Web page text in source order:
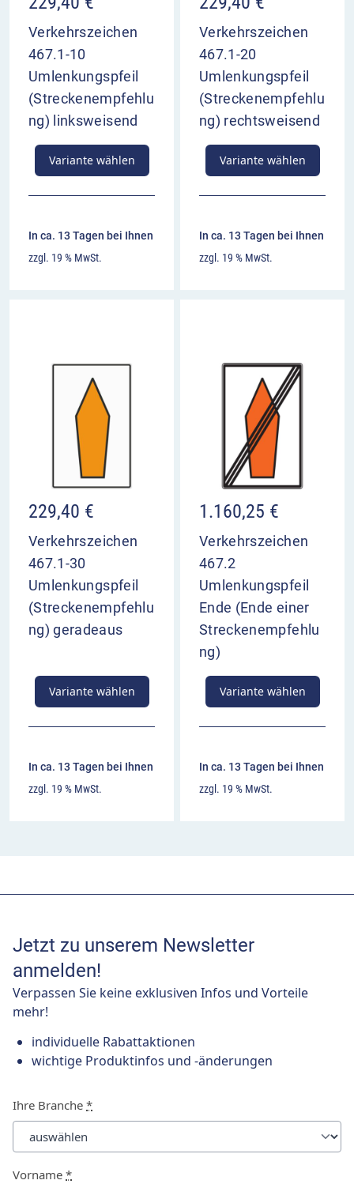
Verkehrszeichen
467.1-10
Umlenkungspfeil
(Streckenempfehlu
ng) linksweisend
Variante wählen
In ca. 13 Tagen bei Ihnen
zzgl. 19 % MwSt.
Verkehrszeichen
467.1-20
Umlenkungspfeil
(Streckenempfehlu
ng) rechtsweisend
Variante wählen
In ca. 13 Tagen bei Ihnen
zzgl. 19 % MwSt.
229,40 €
Verkehrszeichen
467.1-30
Umlenkungspfeil
(Streckenempfehlu
ng) geradeaus
Variante wählen
In ca. 13 Tagen bei Ihnen
zzgl. 19 % MwSt.
1.160,25 €
Verkehrszeichen
467.2
Umlenkungspfeil
Ende (Ende einer
Streckenempfehlu
ng)
Variante wählen
In ca. 13 Tagen bei Ihnen
zzgl. 19 % MwSt.
Jetzt zu unserem Newsletter
anmelden!
Verpassen Sie keine exklusiven Infos und Vorteile
mehr!
individuelle Rabattaktionen
wichtige Produktinfos und -änderungen
Ihre Branche *
Vorname *